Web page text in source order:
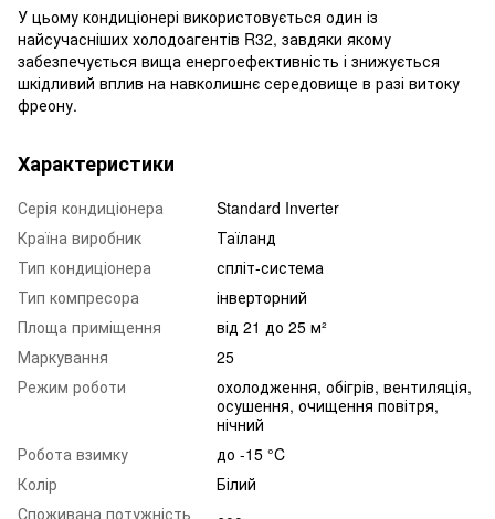
У цьому кондиціонері використовується один із
найсучасніших холодоагентів R32, завдяки якому
забезпечується вища енергоефективність і знижується
шкідливий вплив на навколишнє середовище в разі витоку
фреону.
Характеристики
Серія кондиціонера
Standard Inverter
Країна виробник
Таїланд
Тип кондиціонера
спліт-система
Тип компресора
інверторний
Площа приміщення
від 21 до 25 м²
Маркування
25
Режим роботи
охолодження, обігрів, вентиляція,
осушення, очищення повітря,
нічний
Робота взимку
до -15 °C
Колір
Білий
Споживана потужність